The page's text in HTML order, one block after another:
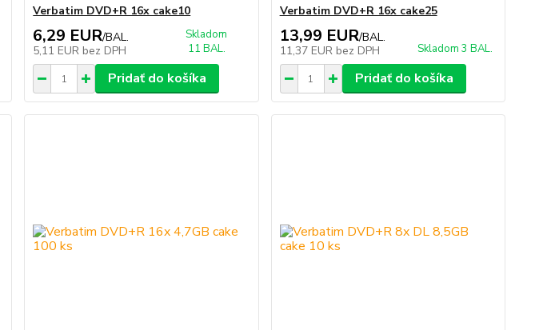
Verbatim DVD+R 16x cake10
6,29 EUR/BAL.
5,11 EUR bez DPH
Skladom
11 BAL.
Pridať do košíka
Verbatim DVD+R 16x cake25
13,99 EUR/BAL.
11,37 EUR bez DPH Skladom 3 BAL.
Pridať do košíka